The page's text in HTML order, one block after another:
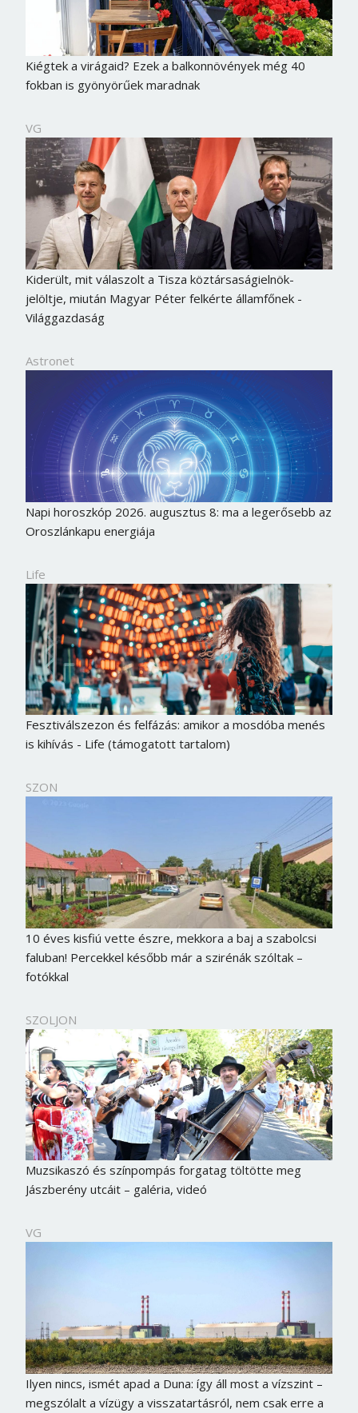
Kiégtek a virágaid? Ezek a balkonnövények még 40
fokban is gyönyörűek maradnak
VG
Kiderült, mit válaszolt a Tisza köztársaságielnök-
jelöltje, miután Magyar Péter felkérte államfőnek -
Világgazdaság
Astronet
Napi horoszkóp 2026. augusztus 8: ma a legerősebb az
Oroszlánkapu energiája
Life
Fesztiválszezon és felfázás: amikor a mosdóba menés
is kihívás - Life (támogatott tartalom)
SZON
10 éves kisfiú vette észre, mekkora a baj a szabolcsi
faluban! Percekkel később már a szirénák szóltak –
fotókkal
SZOLJON
Muzsikaszó és színpompás forgatag töltötte meg
Jászberény utcáit – galéria, videó
VG
Ilyen nincs, ismét apad a Duna: így áll most a vízszint –
megszólalt a vízügy a visszatartásról, nem csak erre a